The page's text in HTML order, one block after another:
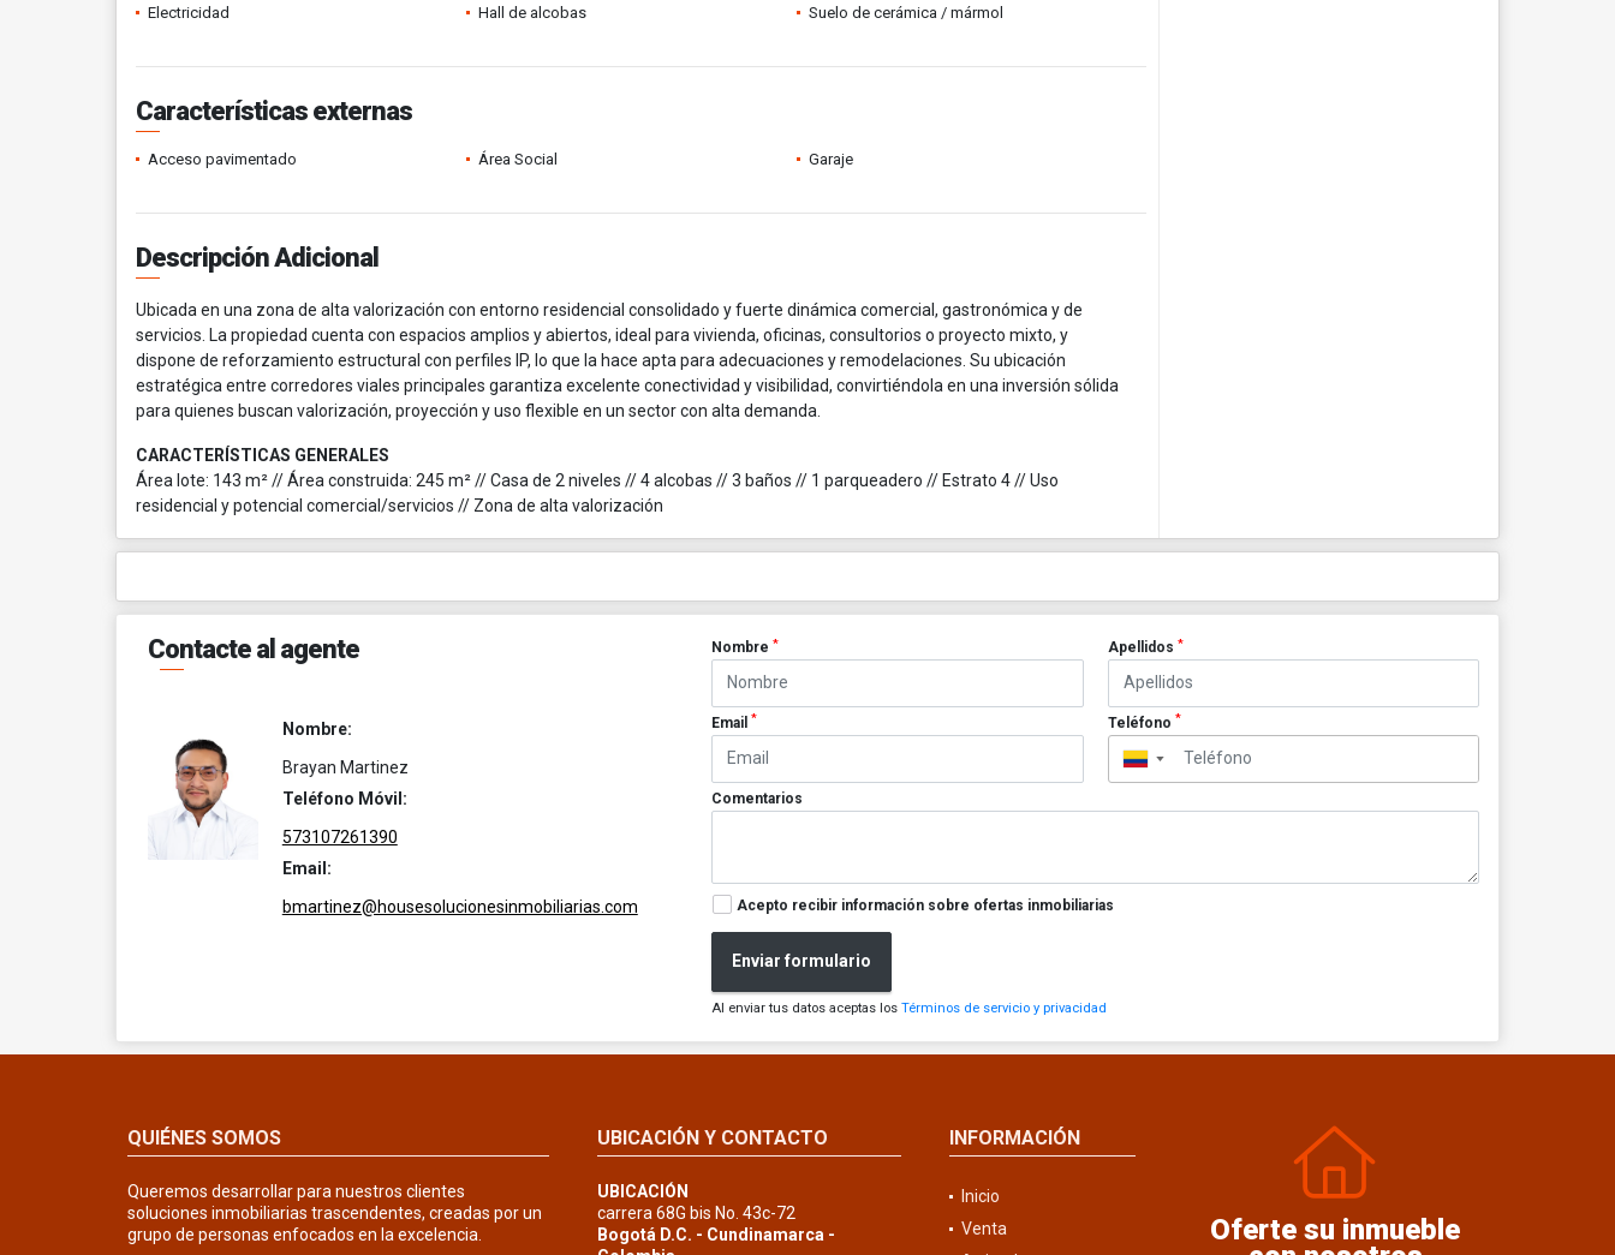
Electricidad
Hall de alcobas Suelo de cerámica / mármol
Características externas
Acceso pavimentado Área Social Garaje
Descripción Adicional
Ubicada en una zona de alta valorización con entorno residencial consolidado y fuerte dinámica comercial, gastronómica y de
servicios. La propiedad cuenta con espacios amplios y abiertos, ideal para vivienda, oficinas, consultorios o proyecto mixto, y
dispone de reforzamiento estructural con perfiles IP, lo que la hace apta para adecuaciones y remodelaciones. Su ubicación
estratégica entre corredores viales principales garantiza excelente conectividad y visibilidad, convirtiéndola en una inversión sólida
para quienes buscan valorización, proyección y uso flexible en un sector con alta demanda.
CARACTERÍSTICAS GENERALES
Área lote: 143 m² // Área construida: 245 m² // Casa de 2 niveles // 4 alcobas // 3 baños // 1 parqueadero // Estrato 4 // Uso
residencial y potencial comercial/servicios // Zona de alta valorización
Contacte al agente
Nombre:
Brayan Martinez
Teléfono Móvil:
573107261390
Email:
bmartinez@housesolucionesinmobiliarias.com
Nombre* Apellidos *
Email* Teléfono *
▼
Comentarios
Acepto recibir información sobre ofertas inmobiliarias
Enviar formulario
Al enviar tus datos aceptas losTérminos de servicio y privacidad
QUIÉNES SOMOS
Queremos desarrollar para nuestros clientes
soluciones inmobiliarias trascendentes, creadas por un
grupo de personas enfocados en la excelencia.
UBICACIÓN Y CONTACTO
UBICACIÓN
carrera 68G bis No. 43c-72
Bogotá D.C. - Cundinamarca -
INFORMACIÓN
Inicio
Venta
Oferte su inmueble